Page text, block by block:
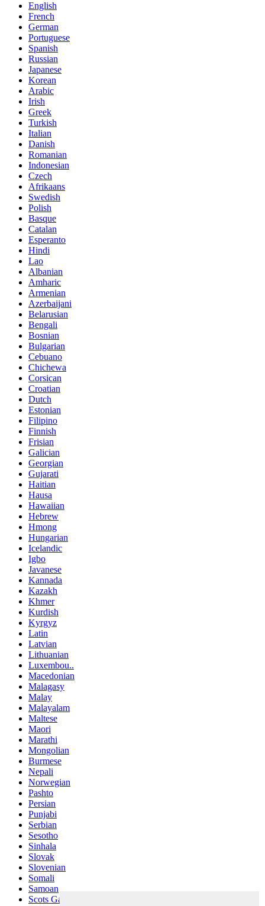
English
French
German
Portuguese
Spanish
Russian
Japanese
Korean
Arabic
Irish
Greek
Turkish
Italian
Danish
Romanian
Indonesian
Czech
Afrikaans
Swedish
Polish
Basque
Catalan
Esperanto
Hindi
Lao
Albanian
Amharic
Armenian
Azerbaijani
Belarusian
Bengali
Bosnian
Bulgarian
Cebuano
Chichewa
Corsican
Croatian
Dutch
Estonian
Filipino
Finnish
Frisian
Galician
Georgian
Gujarati
Haitian
Hausa
Hawaiian
Hebrew
Hmong
Hungarian
Icelandic
Igbo
Javanese
Kannada
Kazakh
Khmer
Kurdish
Kyrgyz
Latin
Latvian
Lithuanian
Luxembou..
Macedonian
Malagasy
Malay
Malayalam
Maltese
Maori
Marathi
Mongolian
Burmese
Nepali
Norwegian
Pashto
Persian
Punjabi
Serbian
Sesotho
Sinhala
Slovak
Slovenian
Somali
Samoan
Scots Gaelic